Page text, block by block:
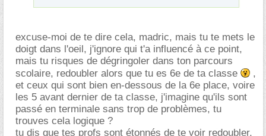
excuse-moi de te dire cela, madric, mais tu te mets le
doigt dans l'oeil, j'ignore qui t'a influencé à ce point,
mais tu risques de dégringoler dans ton parcours
scolaire, redoubler alors que tu es 6e de ta classe
,
et ceux qui sont bien en-dessous de la 6e place, voire
les 5 avant dernier de ta classe, j'imagine qu'ils sont
passé en terminale sans trop de problèmes, tu
trouves cela logique ?
tu dis que tes profs sont étonnés de te voir redoubler,